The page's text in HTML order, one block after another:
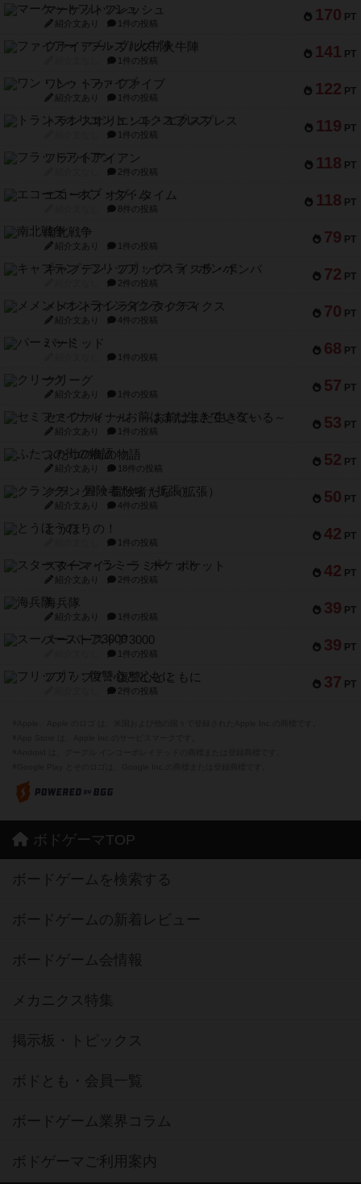
170 PT
マーケットフレッシュ
紹介文あり 1件の投稿
141 PT
ファイアー・ブルズ / 火牛陣
1件の投稿
122 PT
ワン・トゥ・ファイブ
紹介文あり 1件の投稿
119 PT
トランスオリエント・エクスプレス
1件の投稿
118 PT
フラットアイアン
2件の投稿
118 PT
エコーズ・オブ・タイム
8件の投稿
79 PT
南北戦争
紹介文あり 1件の投稿
72 PT
キャプテン・フリップ：イスラ・ボンバ
2件の投稿
70 PT
メメントオンラインタクティクス
紹介文あり 4件の投稿
68 PT
パーミッド
1件の投稿
57 PT
クリーグ
紹介文あり 1件の投稿
53 PT
セミファイナル ～お前はまだ生きている～
紹介文あり 1件の投稿
52 PT
ふたつの街の物語
紹介文あり 18件の投稿
50 PT
クランク! ：冒険者たち（拡張）
紹介文あり 4件の投稿
42 PT
とうほうの！
1件の投稿
42 PT
スターマイン・ラミー ポケット
紹介文あり 2件の投稿
39 PT
海兵隊
紹介文あり 1件の投稿
39 PT
スーパーストア3000
1件の投稿
37 PT
フリップ７：復讐心とともに
2件の投稿
ボドゲーマTOP
ボードゲームを検索する
ボードゲームの新着レビュー
ボードゲーム会情報
メカニクス特集
掲示板・トピックス
ボドとも・会員一覧
ボードゲーム業界コラム
ボドゲーマご利用案内